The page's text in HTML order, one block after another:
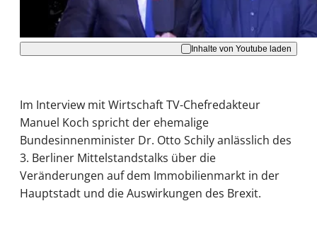
Inhalte von Youtube laden
Im Interview mit Wirtschaft TV-Chefredakteur
Manuel Koch spricht der ehemalige
Bundesinnenminister Dr. Otto Schily anlässlich des
3. Berliner Mittelstandstalks über die
Veränderungen auf dem Immobilienmarkt in der
Hauptstadt und die Auswirkungen des Brexit.